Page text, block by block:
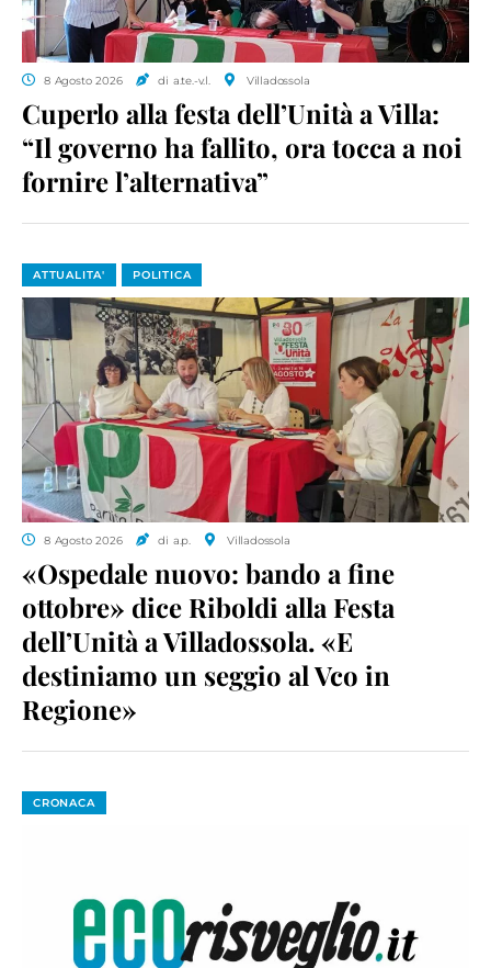
8 Agosto 2026 di a.te.-v.l. Villadossola
Cuperlo alla festa dell’Unità a Villa:
“Il governo ha fallito, ora tocca a noi
fornire l’alternativa”
ATTUALITA' POLITICA
8 Agosto 2026 di a.p. Villadossola
«Ospedale nuovo: bando a fine
ottobre» dice Riboldi alla Festa
dell’Unità a Villadossola. «E
destiniamo un seggio al Vco in
Regione»
CRONACA